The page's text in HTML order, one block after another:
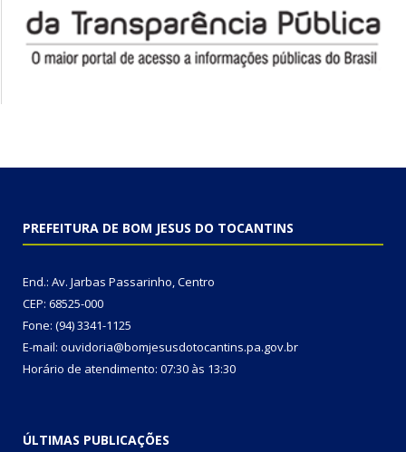
PREFEITURA DE BOM JESUS DO TOCANTINS
End.: Av. Jarbas Passarinho, Centro
CEP: 68525-000
Fone: (94) 3341-1125
E-mail: ouvidoria@bomjesusdotocantins.pa.gov.br
Horário de atendimento: 07:30 às 13:30
ÚLTIMAS PUBLICAÇÕES